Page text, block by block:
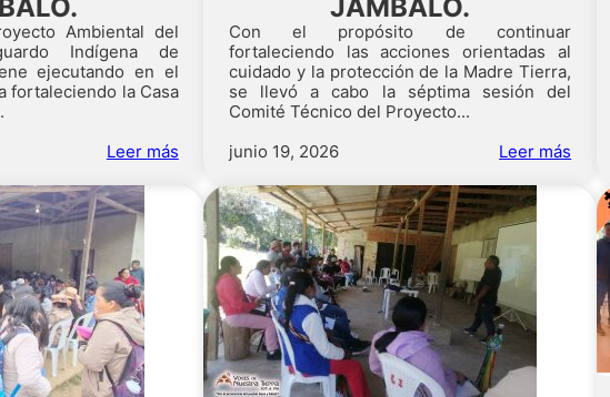
Ambiental del
Indígena de
ejecutando en el
fortaleciendo la Casa
Leer más
JAMBALÓ.
Con el propósito de continuar
fortaleciendo las acciones orientadas al
cuidado y la protección de la Madre Tierra,
se llevó a cabo la séptima sesión del
Comité Técnico del Proyecto...
junio 19, 2026
Leer más